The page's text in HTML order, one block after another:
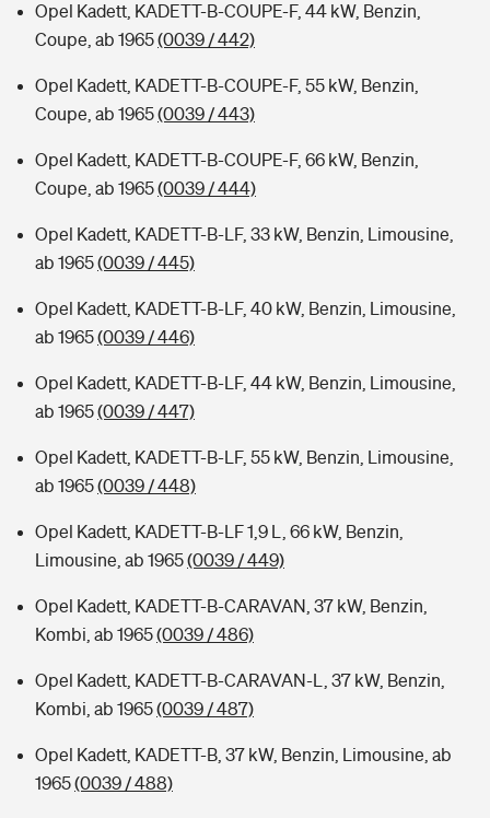
Opel Kadett, KADETT-B-COUPE-F, 44 kW, Benzin,
Coupe, ab 1965(0039 / 442)
Opel Kadett, KADETT-B-COUPE-F, 55 kW, Benzin,
Coupe, ab 1965(0039 / 443)
Opel Kadett, KADETT-B-COUPE-F, 66 kW, Benzin,
Coupe, ab 1965(0039 / 444)
Opel Kadett, KADETT-B-LF, 33 kW, Benzin, Limousine,
ab 1965(0039 / 445)
Opel Kadett, KADETT-B-LF, 40 kW, Benzin, Limousine,
ab 1965(0039 / 446)
Opel Kadett, KADETT-B-LF, 44 kW, Benzin, Limousine,
ab 1965(0039 / 447)
Opel Kadett, KADETT-B-LF, 55 kW, Benzin, Limousine,
ab 1965(0039 / 448)
Opel Kadett, KADETT-B-LF 1,9 L, 66 kW, Benzin,
Limousine, ab 1965(0039 / 449)
Opel Kadett, KADETT-B-CARAVAN, 37 kW, Benzin,
Kombi, ab 1965(0039 / 486)
Opel Kadett, KADETT-B-CARAVAN-L, 37 kW, Benzin,
Kombi, ab 1965(0039 / 487)
Opel Kadett, KADETT-B, 37 kW, Benzin, Limousine, ab
1965(0039 / 488)